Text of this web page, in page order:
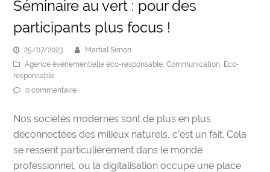
Séminaire au vert : pour des
participants plus focus !
25/07/2023
Martial Simon
Agence événementielle éco-responsable ,Communication Éco-
responsable
0 commentaire
Nos sociétés modernes sont de plus en plus
déconnectées des milieux naturels, c’est un fait. Cela
se ressent particulièrement dans le monde
professionnel, où la digitalisation occupe une place